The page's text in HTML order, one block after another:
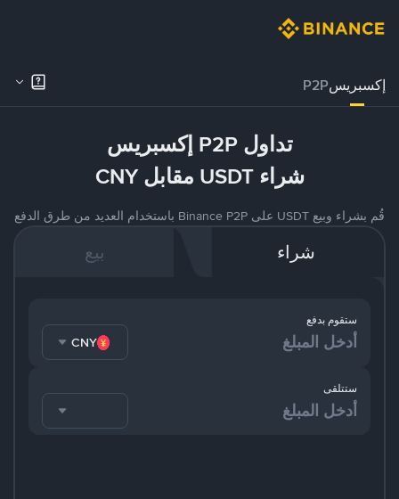
إكسبريسP2P
تداول P2P إكسبريس
شراء USDT مقابل CNY
قُم بشراء وبيع USDT على Binance P2P باستخدام العديد من طرق الدفع
شراء بيع
ستقوم بدفع
CNY
ستتلقى